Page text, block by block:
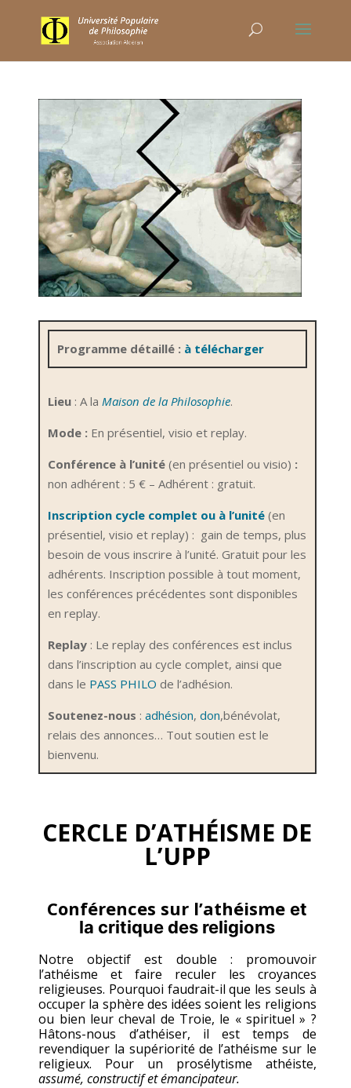
Programme détaillé : à télécharger
Lieu : A la Maison de la Philosophie.
Mode : En présentiel, visio et replay.
Conférence à l’unité(en présentiel ou visio) :
non adhérent : 5 € – Adhérent : gratuit.
Inscription cycle complet ou à l’unité (en
présentiel, visio et replay) : gain de temps, plus
besoin de vous inscrire à l’unité. Gratuit pour les
adhérents. Inscription possible à tout moment,
les conférences précédentes sont disponibles
en replay.
Replay : Le replay des conférences est inclus
dans l’inscription au cycle complet, ainsi que
dans le PASS PHILO de l’adhésion.
Soutenez-nous :adhésion,don,bénévolat,
relais des annonces… Tout soutien est le
bienvenu.
CERCLE D’ATHÉISME DE
L’UPP
Conférences sur l’athéisme et
la critique des religions
Notre objectif est double : promouvoir
l’athéisme et faire reculer les croyances
religieuses. Pourquoi faudrait-il que les seuls à
occuper la sphère des idées soient les religions
ou bien leur cheval de Troie, le « spirituel » ?
Hâtons-nous d’athéiser, il est temps de
revendiquer la supériorité de l’athéisme sur le
religieux. Pour un prosélytisme athéiste,
assumé, constructif et émancipateur.